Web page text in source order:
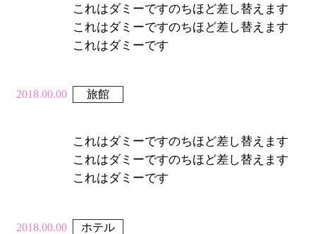
これはダミーですのちほど差し替えます
これはダミーですのちほど差し替えます
これはダミーです
2018.00.00 旅館
これはダミーですのちほど差し替えます
これはダミーですのちほど差し替えます
これはダミーです
2018.00.00 ホテル